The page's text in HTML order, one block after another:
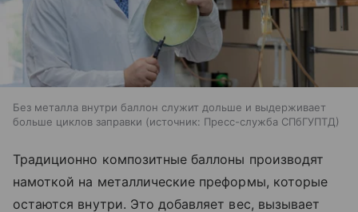
Без металла внутри баллон служит дольше и выдерживает
больше циклов заправки
источник: Пресс-служба СПбГУПТД
Традиционно композитные баллоны производят
намоткой на металлические преформы, которые
остаются внутри. Это добавляет вес, вызывает